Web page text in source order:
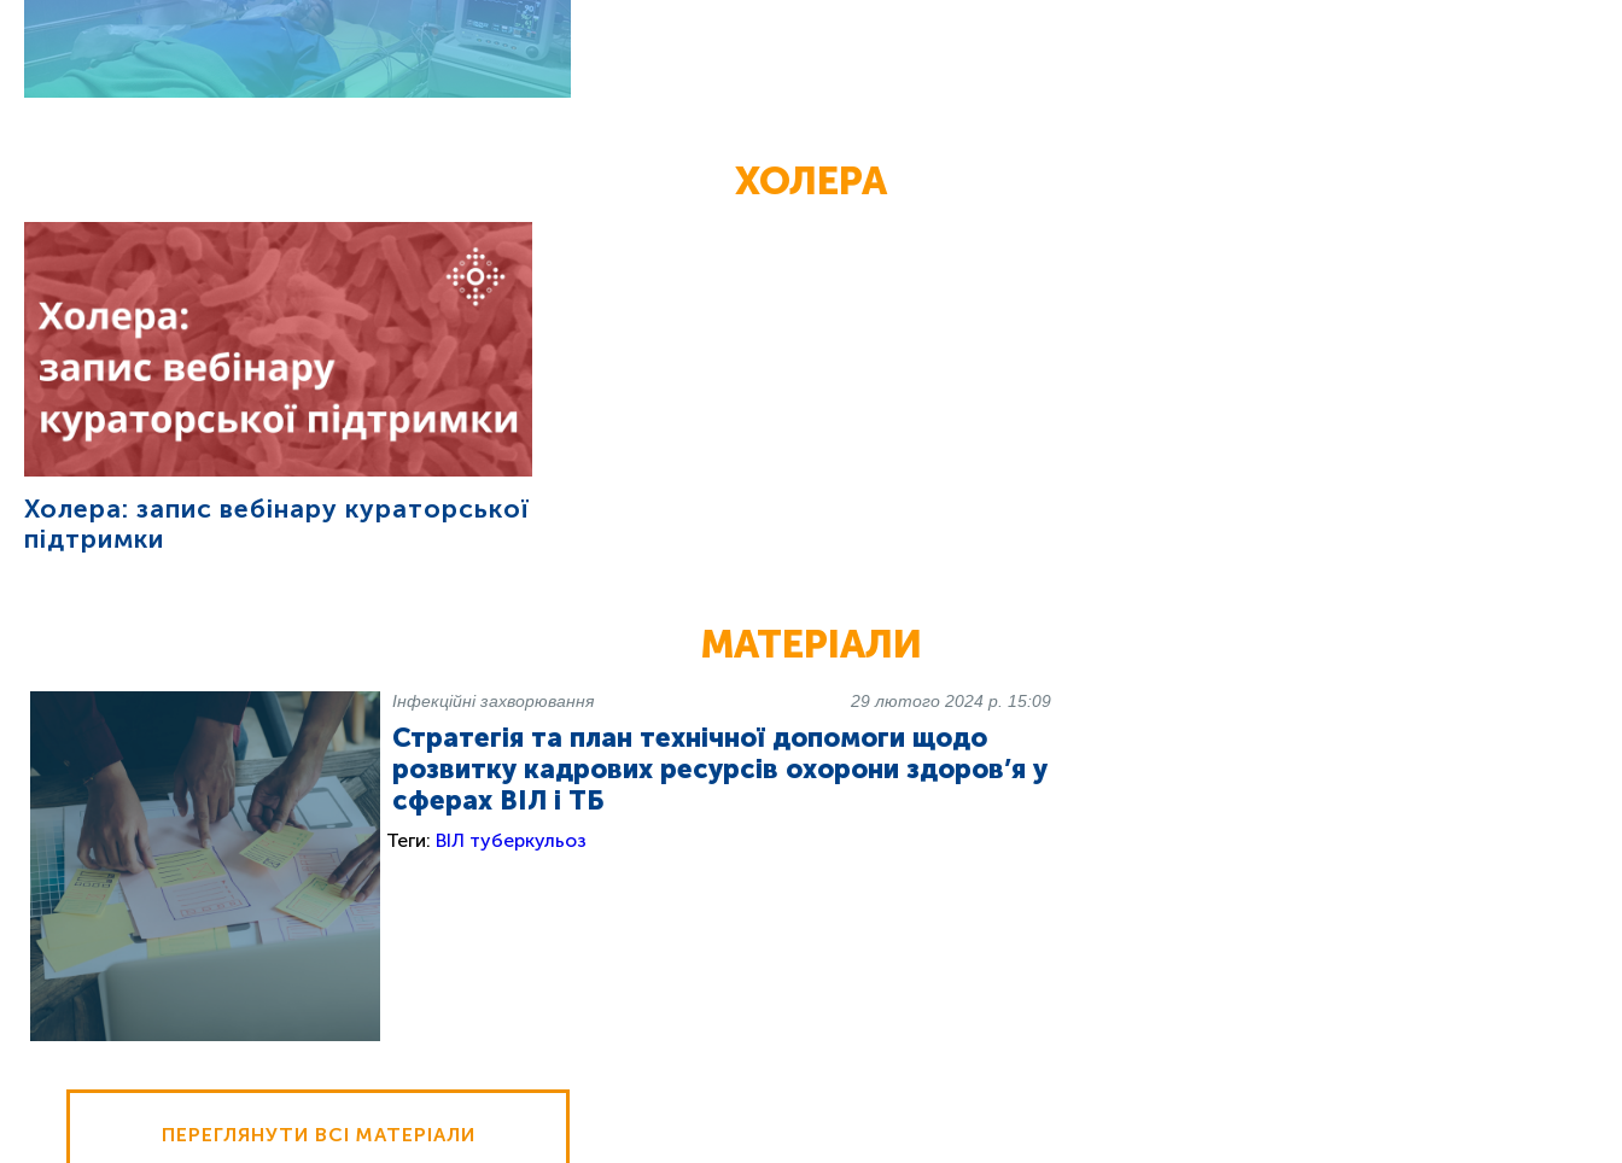
ХОЛЕРА
Холера: запис вебінару кураторської
підтримки
МАТЕРІАЛИ
Інфекційні захворювання 29 лютого 2024 р. 15:09
Стратегія та план технічної допомоги щодо
розвитку кадрових ресурсів охорони здоров’я у
сферах ВІЛ і ТБ
Теги: ВІЛ туберкульоз
ПЕРЕГЛЯНУТИ ВСІ МАТЕРІАЛИ